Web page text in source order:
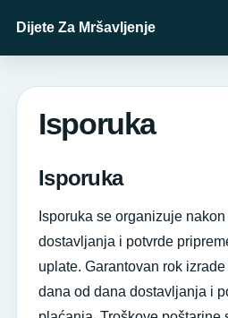
Dijete Za Mršavljenje
Isporuka
Isporuka
Isporuka se organizuje
dostavljanja i potvrde
uplate. Garantovan rok
dana od dana dostavljanja i